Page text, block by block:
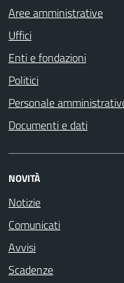
Aree amministrative
Uffici
Enti e fondazioni
Politici
Personale
Documenti e dati
NOVITÀ
Notizie
Comunicati
Avvisi
Scadenze